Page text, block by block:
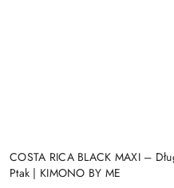
COSTA RICA BLACK MAXI –
Ptak | KIMONO BY ME